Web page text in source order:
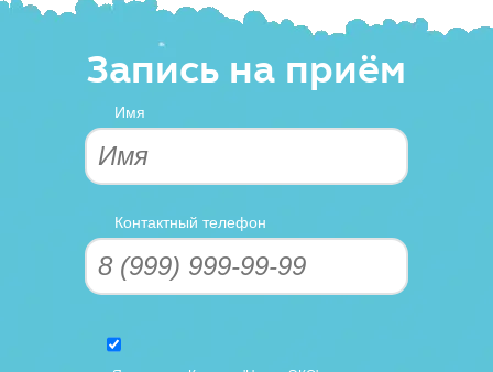
Запись на приём
Имя
Контактный телефон